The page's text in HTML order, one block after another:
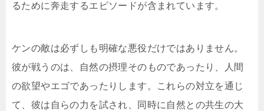
るために奔走するエピソードが含まれています。
ケンの敵は必ずしも明確な悪役だけではありません。
彼が戦うのは、自然の摂理そのものであったり、人間
の欲望やエゴであったりします。これらの対立を通じ
て、彼は自らの力を試され、同時に自然との共生の大